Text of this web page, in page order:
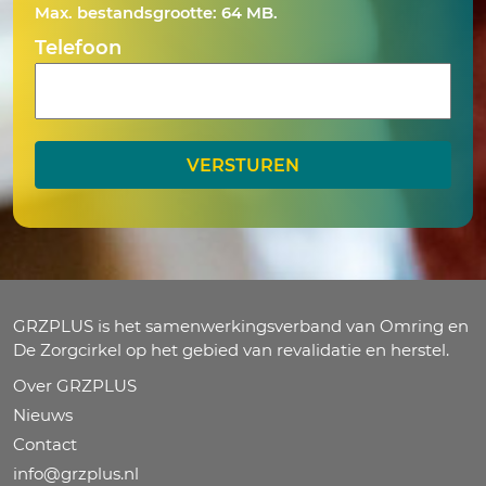
slash
JJJJ
Max. bestandsgrootte: 64 MB.
Telefoon
GRZPLUS is het samenwerkingsverband van Omring en
De Zorgcirkel op het gebied van revalidatie en herstel.
Over GRZPLUS
Nieuws
Contact
info@grzplus.nl